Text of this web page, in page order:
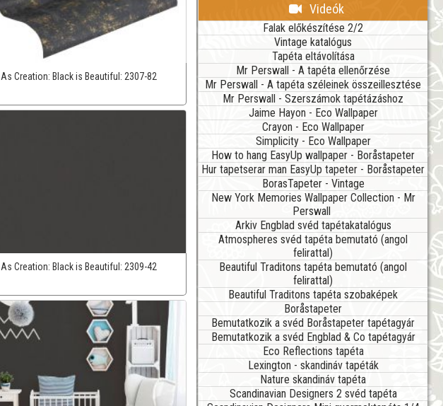
As Creation: Black is Beautiful: 2307-82
As Creation: Black is Beautiful: 2309-42
Videók
Falak előkészítése 2/2
Vintage katalógus
Tapéta eltávolítása
Mr Perswall - A tapéta ellenőrzése
Mr Perswall - A tapéta széleinek összeillesztése
Mr Perswall - Szerszámok tapétázáshoz
Jaime Hayon - Eco Wallpaper
Crayon - Eco Wallpaper
Simplicity - Eco Wallpaper
How to hang EasyUp wallpaper - Boråstapeter
Hur tapetserar man EasyUp tapeter - Boråstapeter
BorasTapeter - Vintage
New York Memories Wallpaper Collection - Mr
Perswall
Arkiv Engblad svéd tapétakatalógus
Atmospheres svéd tapéta bemutató (angol
felirattal)
Beautiful Traditons tapéta bemutató (angol
felirattal)
Beautiful Traditons tapéta szobaképek
Boråstapeter
Bemutatkozik a svéd Boråstapeter tapétagyár
Bemutatkozik a svéd Engblad & Co tapétagyár
Eco Reflections tapéta
Lexington - skandináv tapéták
Nature skandináv tapéta
Scandinavian Designers 2 svéd tapéta